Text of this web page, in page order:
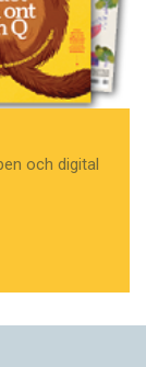
och digital